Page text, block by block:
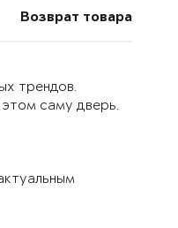
Возврат товара
трендов.
саму дверь.